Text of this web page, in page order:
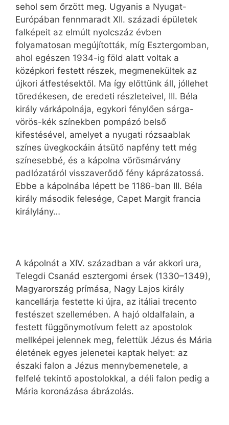
sehol sem őrzött meg. Ugyanis a Nyugat-
Európában fennmaradt XII. századi épületek
falképeit az elmúlt nyolcszáz évben
folyamatosan megújították, míg Esztergomban,
ahol egészen 1934-ig föld alatt voltak a
középkori festett részek, megmenekültek az
újkori átfestésektől. Ma így előttünk áll, jóllehet
töredékesen, de eredeti részleteivel, III. Béla
király várkápolnája, egykori fénylően sárga-
vörös-kék színekben pompázó belső
kifestésével, amelyet a nyugati rózsaablak
színes üvegkockáin átsütő napfény tett még
színesebbé, és a kápolna vörösmárvány
padlózatáról visszaverődő fény káprázatossá.
Ebbe a kápolnába lépett be 1186-ban III. Béla
király második felesége, Capet Margit francia
királylány…
A kápolnát a XIV. században a vár akkori ura,
Telegdi Csanád esztergomi érsek (1330–1349),
Magyarország prímása, Nagy Lajos király
kancellárja festette ki újra, az itáliai trecento
festészet szellemében. A hajó oldalfalain, a
festett függönymotívum felett az apostolok
mellképei jelennek meg, felettük Jézus és Mária
életének egyes jelenetei kaptak helyet: az
északi falon a Jézus mennybemenetele, a
felfelé tekintő apostolokkal, a déli falon pedig a
Mária koronázása ábrázolás.